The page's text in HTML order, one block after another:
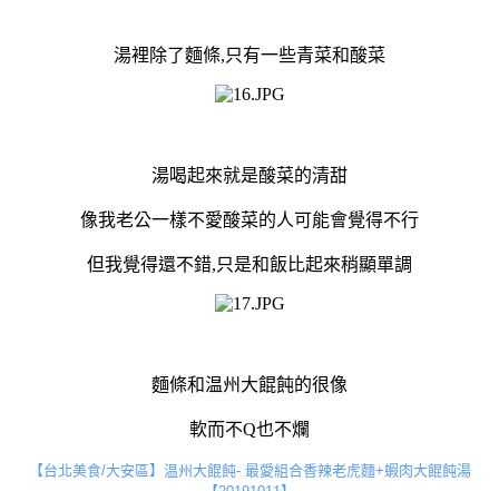
湯裡除了麵條,只有一些青菜和酸菜
湯喝起來就是酸菜的清甜
像我老公一樣不愛酸菜的人可能會覺得不行
但我覺得還不錯,只是和飯比起來稍顯單調
麵條和温州大餛飩的很像
軟而不Q也不爛
【台北美食/大安區】温州大餛飩- 最愛組合香辣老虎麵+蝦肉大餛飩湯